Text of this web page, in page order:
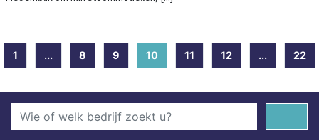
1 ... 8 9 10 (current)
11 12 ... 22